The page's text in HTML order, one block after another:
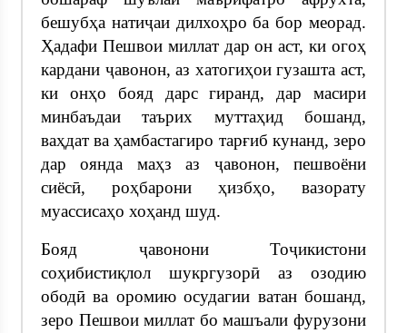
бешубҳа натиҷаи дилхоҳро ба бор меорад.
Ҳадафи Пешвои миллат дар он аст, ки огоҳ
кардани ҷавонон, аз хатогиҳои гузашта аст,
ки онҳо бояд дарс гиранд, дар масири
минбаъдаи таърих муттаҳид бошанд,
ваҳдат ва ҳамбастагиро тарғиб кунанд, зеро
дар оянда маҳз аз ҷавонон, пешвоёни
сиёсӣ, роҳбарони ҳизбҳо, вазорату
муассисаҳо хоҳанд шуд.
Бояд ҷавонони Тоҷикистони
соҳибистиқлол шукргузорӣ аз озодию
ободӣ ва оромию осудагии ватан бошанд,
зеро Пешвои миллат бо машъали фурузони